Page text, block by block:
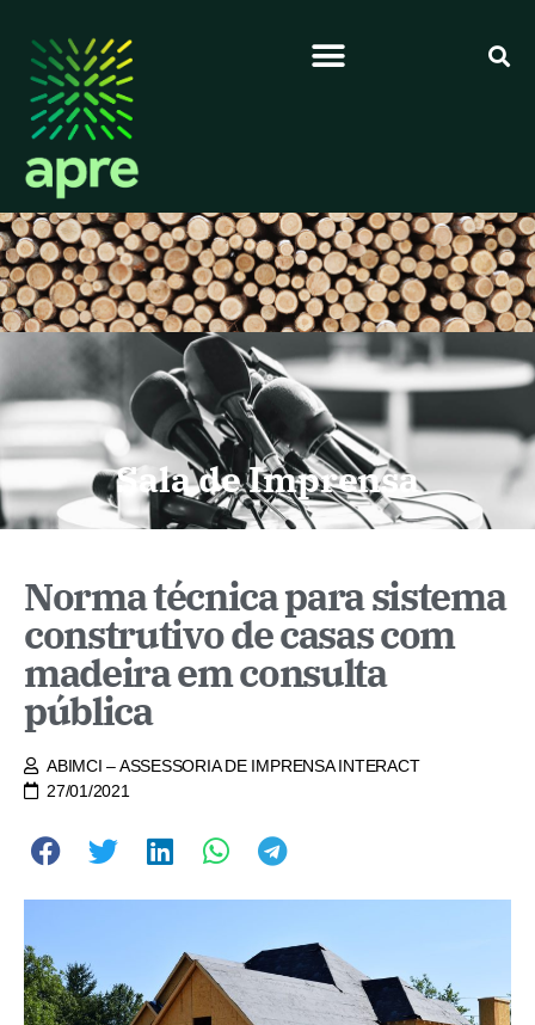
Sala de Imprensa
Norma técnica para sistema
construtivo de casas com
madeira em consulta
pública
ABIMCI – ASSESSORIA DE IMPRENSA INTERACT
27/01/2021